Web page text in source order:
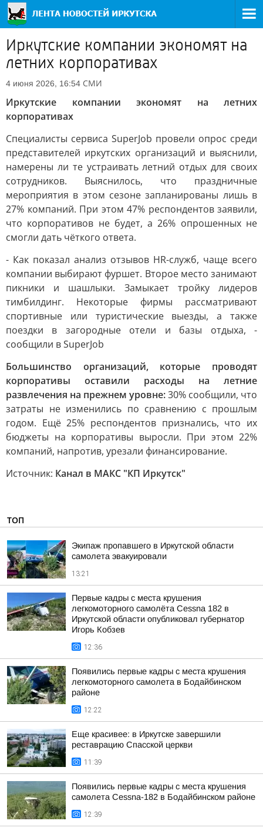
Иркутские компании экономят на
летних корпоративах
4 июня 2026, 16:54 СМИ
Иркутские компании экономят на летних
корпоративах
Специалисты сервиса SuperJob провели опрос среди
представителей иркутских организаций и выяснили,
намерены ли те устраивать летний отдых для своих
сотрудников. Выяснилось, что праздничные
мероприятия в этом сезоне запланированы лишь в
27% компаний. При этом 47% респондентов заявили,
что корпоративов не будет, а 26% опрошенных не
смогли дать чёткого ответа.
- Как показал анализ отзывов HR-служб, чаще всего
компании выбирают фуршет. Второе место занимают
пикники и шашлыки. Замыкает тройку лидеров
тимбилдинг. Некоторые фирмы рассматривают
спортивные или туристические выезды, а также
поездки в загородные отели и базы отдыха, -
сообщили в SuperJob
Большинство организаций, которые проводят
корпоративы оставили расходы на летние
развлечения на прежнем уровне:30% сообщили, что
затраты не изменились по сравнению с прошлым
годом. Ещё 25% респондентов признались, что их
бюджеты на корпоративы выросли. При этом 22%
компаний, напротив, урезали финансирование.
Источник: Канал в МАКС "КП Иркутск"
ТОП
Экипаж пропавшего в Иркутской области
самолета эвакуировали
13:21
Первые кадры с места крушения
легкомоторного самолёта Cessna 182 в
Иркутской области опубликовал губернатор
Игорь Кобзев
12:36
Появились первые кадры с места крушения
легкомоторного самолета в Бодайбинском
районе
12:22
Еще красивее: в Иркутске завершили
реставрацию Спасской церкви
11:39
Появились первые кадры с места крушения
самолета Cessna-182 в Бодайбинском районе
12:39